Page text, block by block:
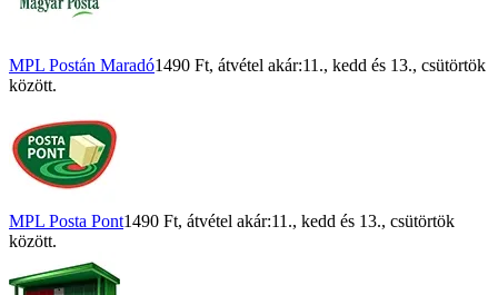
MPL Postán Maradó1490 Ft, átvétel akár:11., kedd és 13., csütörtök
között.
MPL Posta Pont1490 Ft, átvétel akár:11., kedd és 13., csütörtök
között.